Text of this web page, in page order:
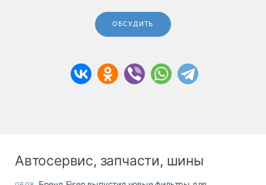
ОБСУДИТЬ
Автосервис, запчасти, шины